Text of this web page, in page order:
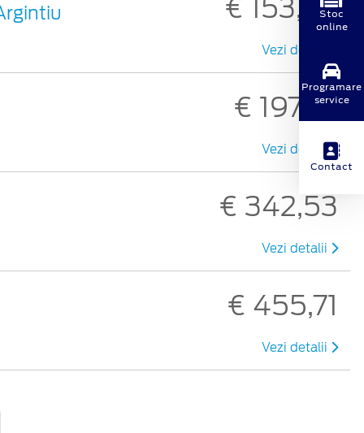
€ 153,02
Vezi detalii
€ 197,75
Vezi detalii
€ 342,53
Vezi detalii
€ 455,71
Vezi detalii
Stoc
online
Programare
service
Contact